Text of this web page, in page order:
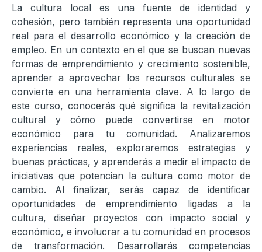
La cultura local es una fuente de identidad y
cohesión, pero también representa una oportunidad
real para el desarrollo económico y la creación de
empleo. En un contexto en el que se buscan nuevas
formas de emprendimiento y crecimiento sostenible,
aprender a aprovechar los recursos culturales se
convierte en una herramienta clave. A lo largo de
este curso, conocerás qué significa la revitalización
cultural y cómo puede convertirse en motor
económico para tu comunidad. Analizaremos
experiencias reales, exploraremos estrategias y
buenas prácticas, y aprenderás a medir el impacto de
iniciativas que potencian la cultura como motor de
cambio. Al finalizar, serás capaz de identificar
oportunidades de emprendimiento ligadas a la
cultura, diseñar proyectos con impacto social y
económico, e involucrar a tu comunidad en procesos
de transformación. Desarrollarás competencias